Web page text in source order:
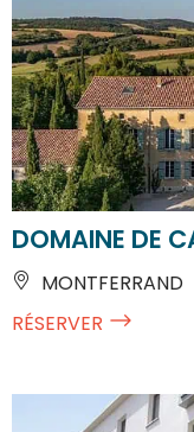
DOMAINE DE
MONTFERRAND
RÉSERVER